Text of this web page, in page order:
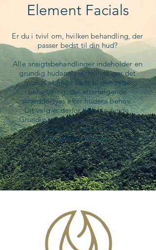
Er du i tvivl om, hvilken behandling, der
passer bedst til din hud?
Alle ansigtsbehandlinger indeholder en
grundig hudanalyse, hvilket gør det
muligt at finde frem til den rette
behandling, der efterfølgende
skræddersyes efter hudens behov.
Dit valg er derfor ikke bindende.
Grundig veledning i hjemmepleje er
altid en fast del af mine
ansigtbehandlinger.
Element Facials